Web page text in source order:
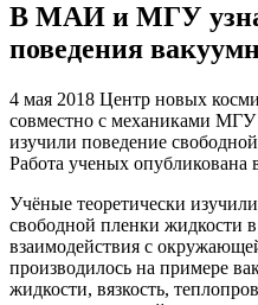
В МАИ и МГУ
поведения
4 мая 2018 Центр новых
совместно с механиками
изучили поведение
Работа ученых опубликована
Учёные теоретически
свободной пленки жидкости в
взаимодействия с
производилось на примере
жидкости, вязкость,